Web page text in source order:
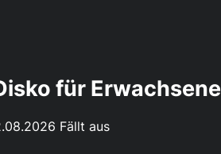
für Erwachsene
Fällt aus